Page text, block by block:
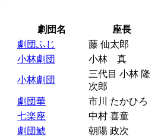
劇団名
座長
劇団ふじ
藤 仙太郎
小林劇団 小林 真
小林劇団
三代目 小林 隆
次郎
劇団華
市川 たかひろ
七楽座
中村 喜童
劇団鯱
朝陽 政次